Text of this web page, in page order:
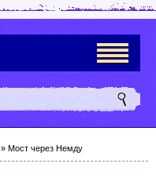
» Мост через Немду